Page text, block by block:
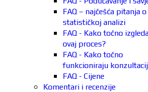
FAQ – najčešća pitanja o
statističkoj analizi
FAQ - Kako točno
ovaj proces?
FAQ - Kako točno
funkcioniraju
FAQ - Cijene
Komentari i recenzije